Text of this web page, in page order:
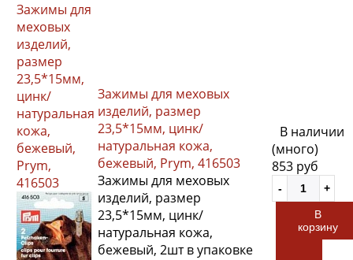
Зажимы для
меховых
изделий,
размер
23,5*15мм,
цинк/
натуральная
кожа,
бежевый,
Prym,
416503
Зажимы для меховых
изделий, размер
23,5*15мм, цинк/
натуральная кожа,
бежевый, Prym, 416503
Зажимы для меховых
изделий, размер
23,5*15мм, цинк/
натуральная кожа,
бежевый, 2шт в упаковке
В наличии
(много)
853 руб
В
корзину